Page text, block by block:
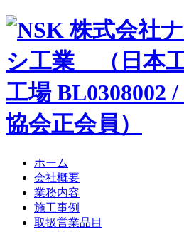
ホーム
会社概要
業務内容
施工事例
取扱営業品目